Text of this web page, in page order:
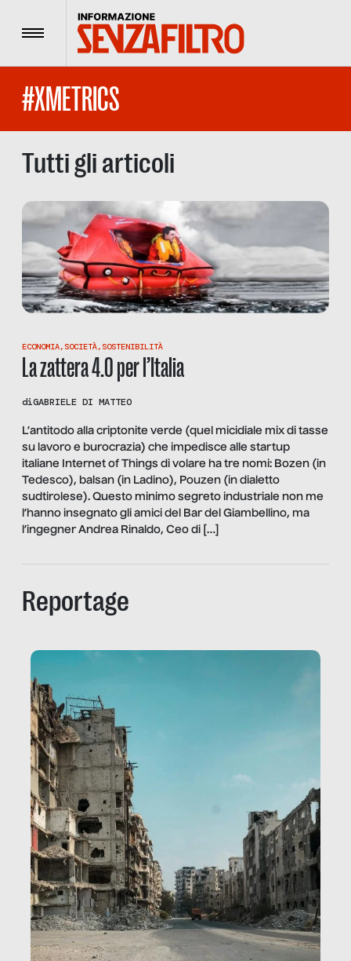
Menu
#XMETRICS
Tutti gli articoli
ECONOMIA, SOCIETÀ, SOSTENIBILITÀ
La zattera 4.0 per l’Italia
diGABRIELE DI MATTEO
L’antitodo alla criptonite verde (quel micidiale mix di tasse
su lavoro e burocrazia) che impedisce alle startup
italiane Internet of Things di volare ha tre nomi: Bozen (in
Tedesco), balsan (in Ladino), Pouzen (in dialetto
sudtirolese). Questo minimo segreto industriale non me
l’hanno insegnato gli amici del Bar del Giambellino, ma
l’ingegner Andrea Rinaldo, Ceo di […]
Reportage